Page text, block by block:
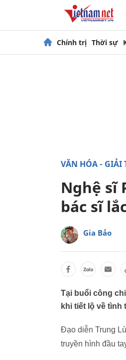
Chính trị Thời sự
VĂN HÓA - GIẢI
Nghệ sĩ
bác sĩ
Gia Bảo
Tại buổi công
khi tiết lộ về
Đạo diễn Trung
truyền hình đầu